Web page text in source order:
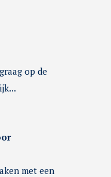
op de
met een